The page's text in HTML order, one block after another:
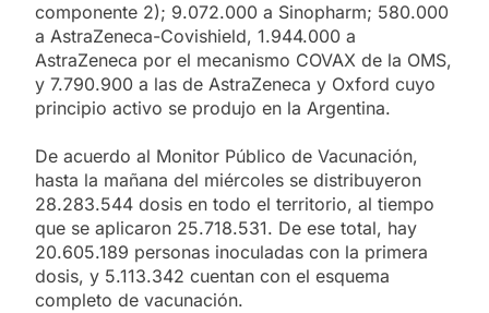
componente 2); 9.072.000 a Sinopharm; 580.000
a AstraZeneca-Covishield, 1.944.000 a
AstraZeneca por el mecanismo COVAX de la OMS,
y 7.790.900 a las de AstraZeneca y Oxford cuyo
principio activo se produjo en la Argentina.
De acuerdo al Monitor Público de Vacunación,
hasta la mañana del miércoles se distribuyeron
28.283.544 dosis en todo el territorio, al tiempo
que se aplicaron 25.718.531. De ese total, hay
20.605.189 personas inoculadas con la primera
dosis, y 5.113.342 cuentan con el esquema
completo de vacunación.